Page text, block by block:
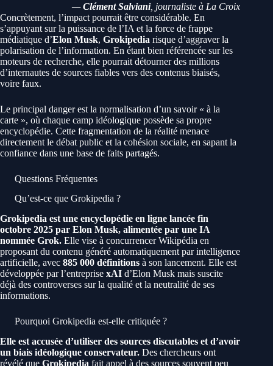
—Clément Salviani, journaliste à La Croix
Concrètement, l’impact pourrait être considérable. En
s’appuyant sur la puissance de l’IA et la force de frappe
médiatique d’Elon Musk, Grokipedia risque d’aggraver la
polarisation de l’information. En étant bien référencée sur les
moteurs de recherche, elle pourrait détourner des millions
d’internautes de sources fiables vers des contenus biaisés,
voire faux.
Le principal danger est la normalisation d’un savoir « à la
carte », où chaque camp idéologique possède sa propre
encyclopédie. Cette fragmentation de la réalité menace
directement le débat public et la cohésion sociale, en sapant la
confiance dans une base de faits partagés.
Questions Fréquentes
Qu’est-ce que Grokipedia ?
Grokipedia est une encyclopédie en ligne lancée fin
octobre 2025 par Elon Musk, alimentée par une IA
nommée Grok. Elle vise à concurrencer Wikipédia en
proposant du contenu généré automatiquement par intelligence
artificielle, avec 885 000 définitions à son lancement. Elle est
développée par l’entreprise xAI d’Elon Musk mais suscite
déjà des controverses sur la qualité et la neutralité de ses
informations.
Pourquoi Grokipedia est-elle critiquée ?
Elle est accusée d’utiliser des sources discutables et d’avoir
un biais idéologique conservateur. Des chercheurs ont
révélé que Grokipedia fait appel à des sources souvent peu